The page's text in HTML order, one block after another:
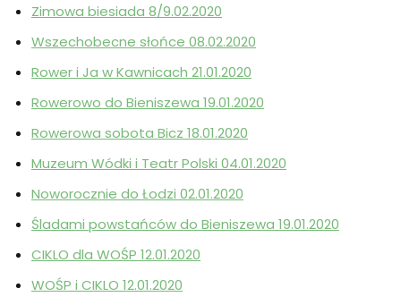
Zimowa biesiada 8/9.02.2020
Wszechobecne słońce 08.02.2020
Rower i Ja w Kawnicach 21.01.2020
Rowerowo do Bieniszewa 19.01.2020
Rowerowa sobota Bicz 18.01.2020
Muzeum Wódki i Teatr Polski 04.01.2020
Noworocznie do Łodzi 02.01.2020
Śladami powstańców do Bieniszewa 19.01.2020
CIKLO dla WOŚP 12.01.2020
WOŚP i CIKLO 12.01.2020